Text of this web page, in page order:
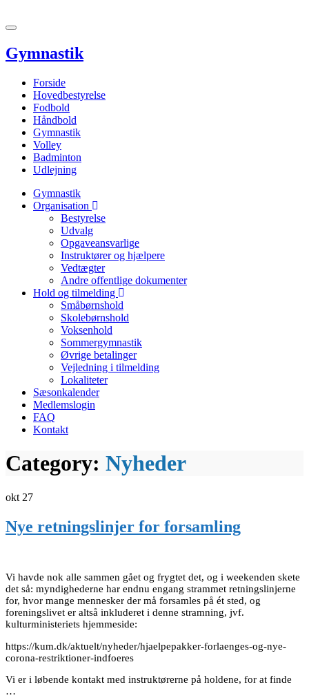
Toggle
Gymnastik
Forside
Hovedbestyrelse
Fodbold
Håndbold
Gymnastik
Volley
Badminton
Udlejning
Gymnastik
Organisation
Bestyrelse
Udvalg
Opgaveansvarlige
Instruktører og hjælpere
Vedtægter
Andre offentlige dokumenter
Hold og tilmelding
Småbørnshold
Skolebørnshold
Voksenhold
Sommergymnastik
Øvrige betalinger
Vejledning i tilmelding
Lokaliteter
Sæsonkalender
Medlemslogin
FAQ
Kontakt
Category: Nyheder
okt 27
Nye retningslinjer for forsamling
Vi havde nok alle sammen gået og frygtet det, og i weekenden skete
det så: myndighederne har endnu engang strammet retningslinjerne
for, hvor mange mennesker der må forsamles på ét sted, og
foreningslivet er altså inkluderet i denne stramning, jvf.
kulturministeriets hjemmeside:
https://kum.dk/aktuelt/nyheder/hjaelpepakker-forlaenges-og-nye-
corona-restriktioner-indfoeres
Vi er i løbende kontakt med instruktørerne på holdene, for at finde
…